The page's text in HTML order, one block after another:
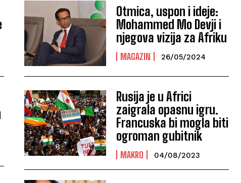
Otmica, uspon i ideje:
Mohammed Mo Devji i
njegova vizija za Afriku
MAGAZIN 26/05/2024
Rusija je u Africi
zaigrala opasnu igru.
Francuska bi mogla biti
ogroman gubitnik
MAKRO 04/08/2023